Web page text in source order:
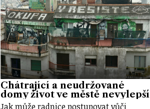
Chátrající a neudržované
domy život ve městě nevylepší
Jak může radnice postupovat vůči